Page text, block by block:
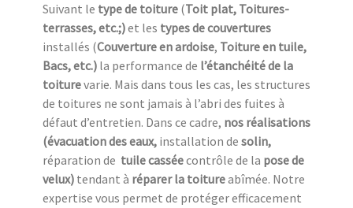
Suivant le type de toiture (Toit plat, Toitures-
terrasses, etc.;)et les types de couvertures
installés (Couverture en ardoise, Toiture en tuile,
Bacs, etc.) la performance de l’étanchéité de la
toiturevarie. Mais dans tous les cas, les structures
de toitures ne sont jamais à l’abri des fuites à
défaut d’entretien. Dans ce cadre, nos réalisations
(évacuation des eaux, installation de solin,
réparation de tuile casséecontrôle de la pose de
velux) tendant à réparer la toitureabîmée. Notre
expertise vous permet de protéger efficacement